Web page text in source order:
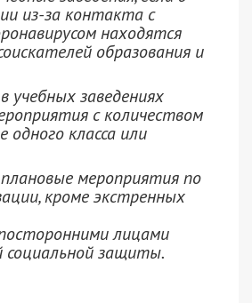
из-за контакта с
находятся
образования и
учебных заведениях
с количеством
одного класса или
мероприятия по
кроме экстренных
лицами
социальной защиты.